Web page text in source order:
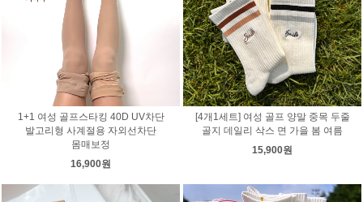
1+1 여성 골프스타킹 40D UV차단
발고리형 사계절용 자외선차단
몸매보정
16,900원
[4개1세트] 여성 골프 양말 중목 두줄
골지 데일리 삭스 면 가을 봄 여름
15,900원